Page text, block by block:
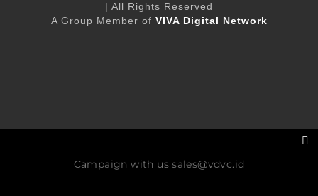
| All Rights Reserved
A Group Member of VIVA Digital Network
